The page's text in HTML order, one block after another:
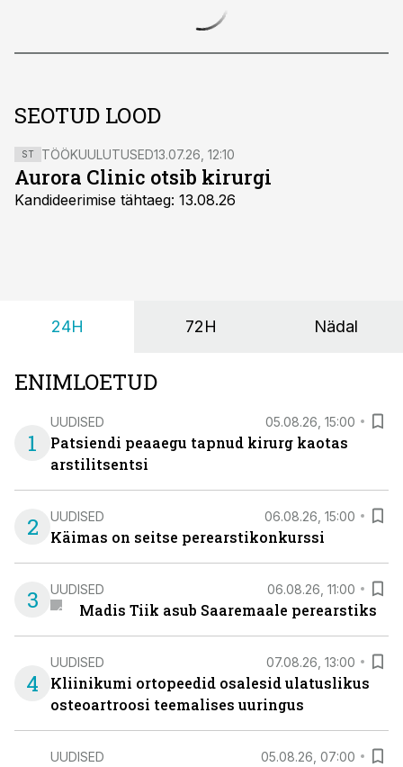
SEOTUD LOOD
ST TÖÖKUULUTUSED13.07.26, 12:10
Aurora Clinic otsib kirurgi
Kandideerimise tähtaeg: 13.08.26
24H 72H Nädal
ENIMLOETUD
1
UUDISED 05.08.26, 15:00
Patsiendi peaaegu tapnud kirurg kaotas
arstilitsentsi
2 UUDISED 06.08.26, 15:00
Käimas on seitse perearstikonkurssi
3 UUDISED 06.08.26, 11:00
Madis Tiik asub Saaremaale perearstiks
4
UUDISED 07.08.26, 13:00
Kliinikumi ortopeedid osalesid ulatuslikus
osteoartroosi teemalises uuringus
UUDISED 05.08.26, 07:00